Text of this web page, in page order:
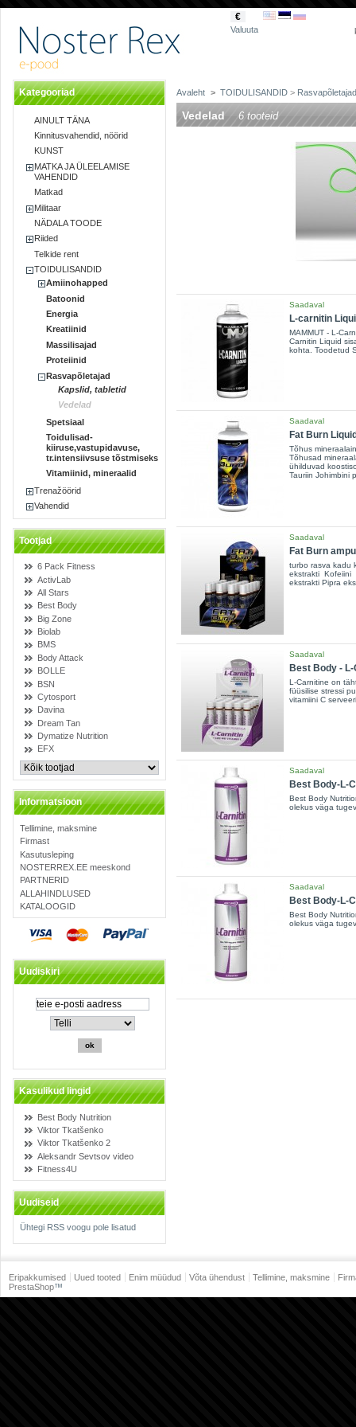
€
Valuuta
Kategooriad
AINULT TÄNA
Kinnitusvahendid, nöörid
KUNST
MATKA JA ÜLEELAMISE
VAHENDID
Matkad
Militaar
NÄDALA TOODE
Riided
Telkide rent
TOIDULISANDID
Amiinohapped
Batoonid
Energia
Kreatiinid
Massilisajad
Proteiinid
Rasvapõletajad
Kapslid, tabletid
Vedelad
Spetsiaal
Toidulisad-
kiiruse,vastupidavuse,
tr.intensiivsuse tõstmiseks
Vitamiinid, mineraalid
Trenažöörid
Vahendid
Tootjad
6 Pack Fitness
ActivLab
All Stars
Best Body
Big Zone
Biolab
BMS
Body Attack
BOLLE
BSN
Cytosport
Davina
Dream Tan
Dymatize Nutrition
EFX
Informatsioon
Tellimine, maksmine
Firmast
Kasutusleping
NOSTERREX.EE meeskond
PARTNERID
ALLAHINDLUSED
KATALOOGID
Uudiskiri
Kasulikud lingid
Best Body Nutrition
Viktor Tkatšenko
Viktor Tkatšenko 2
Aleksandr Sevtsov video
Fitness4U
Uudiseid
Ühtegi RSS voogu pole lisatud
Avaleht > TOIDULISANDID >
Vedelad 6 tooteid
Saadaval
L-carnitin
MAMMUT - L-
Carnitin Liquid
kohta. Toodetud
Saadaval
Fat Burn
Tõhus
Tõhusad
ühilduvad
Tauriin Johimbini
Saadaval
Fat Burn
turbo rasva kadu
ekstrakti Kofeiini
ekstrakti Pipra
Saadaval
Best Body - L-
L-Carnitine on
füüsilise stressi
vitamiini C
Saadaval
Best Body-L-
Best Body
olekus väga
Saadaval
Best Body-L-
Best Body
olekus väga
Eripakkumised Uued tooted Enim müüdud Võta ühendust Tellimine, maksmine
PrestaShop™